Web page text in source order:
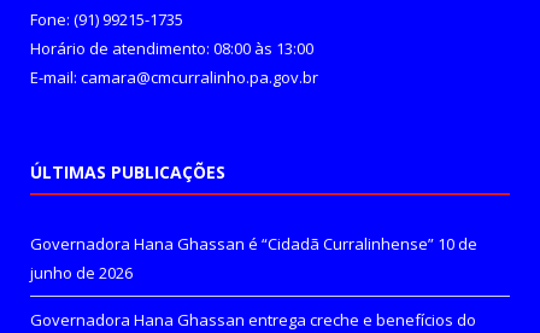
Fone: (91) 99215-1735
Horário de atendimento: 08:00 às 13:00
E-mail: camara@cmcurralinho.pa.gov.br
ÚLTIMAS PUBLICAÇÕES
Governadora Hana Ghassan é “Cidadã Curralinhense” 10 de
junho de 2026
Governadora Hana Ghassan entrega creche e benefícios do